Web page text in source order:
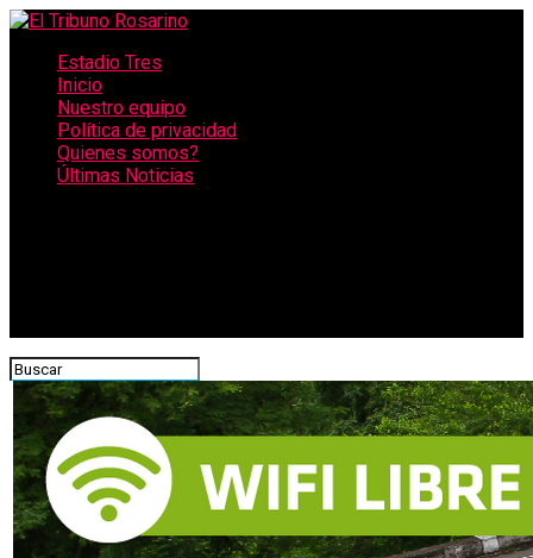
Estadio Tres
Inicio
Nuestro equipo
Política de privacidad
Quienes somos?
Últimas Noticias